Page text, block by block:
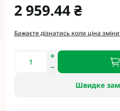
2 959.44 ₴
Бажаєте дізнатись коли ціна
Швидке